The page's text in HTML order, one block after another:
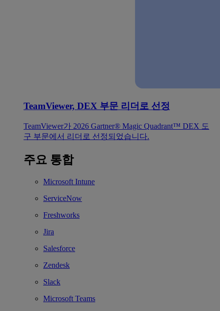
TeamViewer, DEX 부문 리더로 선정
TeamViewer가 2026 Gartner® Magic Quadrant™ DEX 도
구 부문에서 리더로 선정되었습니다.
주요 통합
Microsoft Intune
ServiceNow
Freshworks
Jira
Salesforce
Zendesk
Slack
Microsoft Teams